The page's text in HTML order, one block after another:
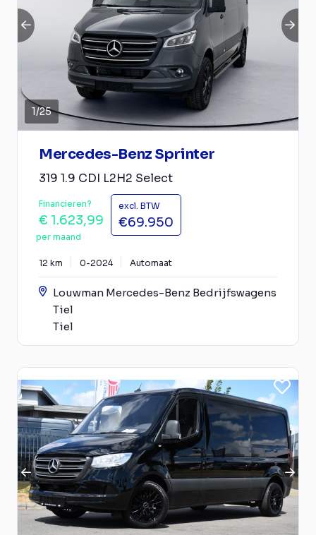
1/25
Mercedes-Benz Sprinter
319 1.9 CDI L2H2 Select
Financieren?
€ 1.623,99
per maand
excl. BTW
€69.950
12 km 0-2024 Automaat
Louwman Mercedes-Benz Bedrijfswagens
Tiel
Tiel